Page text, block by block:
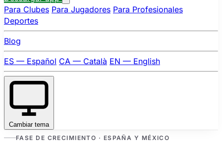
Para Clubes Para Jugadores Para Profesionales
Deportes
Blog
ES — Español CA — Català EN — English
Cambiar tema
FASE DE CRECIMIENTO · ESPAÑA Y MÉXICO